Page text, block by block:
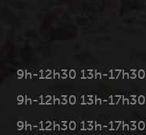
9h-12h30 13h-17h30
9h-12h30 13h-17h30
9h-12h30 13h-17h30